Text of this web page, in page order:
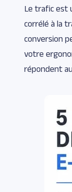
Le trafic est
corrélé à la
conversion
votre
répondent